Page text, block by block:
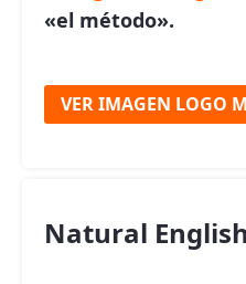
«el método».
VER IMAGEN LOGO
Natural English